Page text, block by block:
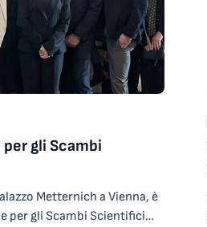
gli Scambi
Metternich a Vienna, è
per gli Scambi Scientifici